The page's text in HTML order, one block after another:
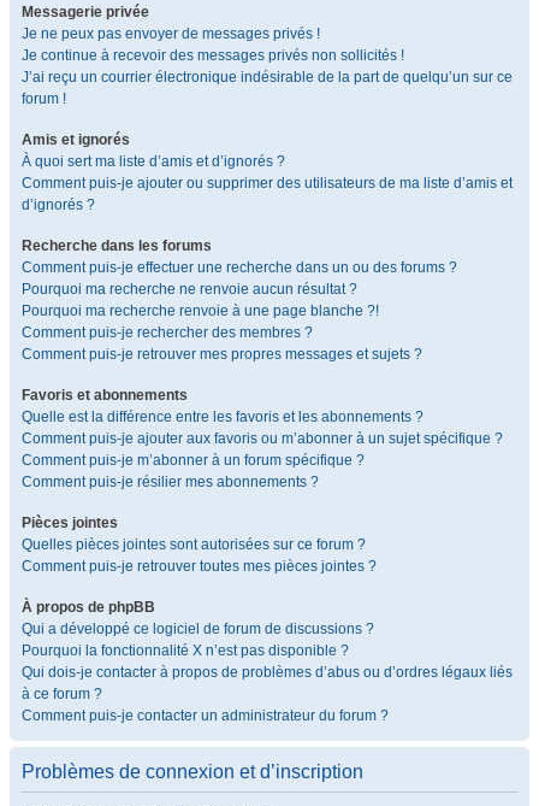
Messagerie privée
Je ne peux pas envoyer de messages privés !
Je continue à recevoir des messages privés non sollicités !
J’ai reçu un courrier électronique indésirable de la part de quelqu’un sur ce
forum !
Amis et ignorés
À quoi sert ma liste d’amis et d’ignorés ?
Comment puis-je ajouter ou supprimer des utilisateurs de ma liste d’amis et
d’ignorés ?
Recherche dans les forums
Comment puis-je effectuer une recherche dans un ou des forums ?
Pourquoi ma recherche ne renvoie aucun résultat ?
Pourquoi ma recherche renvoie à une page blanche ?!
Comment puis-je rechercher des membres ?
Comment puis-je retrouver mes propres messages et sujets ?
Favoris et abonnements
Quelle est la différence entre les favoris et les abonnements ?
Comment puis-je ajouter aux favoris ou m’abonner à un sujet spécifique ?
Comment puis-je m’abonner à un forum spécifique ?
Comment puis-je résilier mes abonnements ?
Pièces jointes
Quelles pièces jointes sont autorisées sur ce forum ?
Comment puis-je retrouver toutes mes pièces jointes ?
À propos de phpBB
Qui a développé ce logiciel de forum de discussions ?
Pourquoi la fonctionnalité X n’est pas disponible ?
Qui dois-je contacter à propos de problèmes d’abus ou d’ordres légaux liés
à ce forum ?
Comment puis-je contacter un administrateur du forum ?
Problèmes de connexion et d’inscription